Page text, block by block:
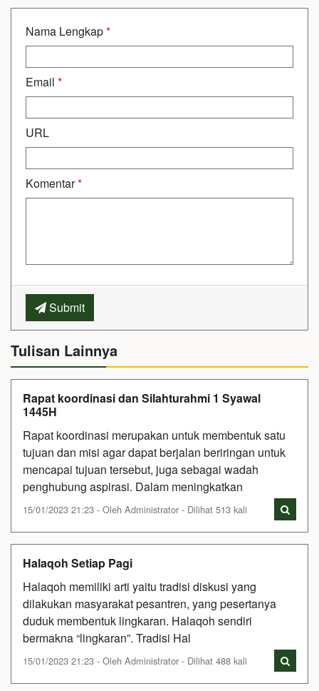
Nama Lengkap*
Email *
URL
Komentar*
Submit
Tulisan Lainnya
Rapat koordinasi dan Silahturahmi 1 Syawal
1445H
Rapat koordinasi merupakan untuk membentuk satu
tujuan dan misi agar dapat berjalan beriringan untuk
mencapai tujuan tersebut, juga sebagai wadah
penghubung aspirasi. Dalam meningkatkan
15/01/2023 21:23 - Oleh Administrator - Dilihat 513 kali
Halaqoh Setiap Pagi
Halaqoh memiliki arti yaitu tradisi diskusi yang
dilakukan masyarakat pesantren, yang pesertanya
duduk membentuk lingkaran. Halaqoh sendiri
bermakna “lingkaran”. Tradisi Hal
15/01/2023 21:23 - Oleh Administrator - Dilihat 488 kali